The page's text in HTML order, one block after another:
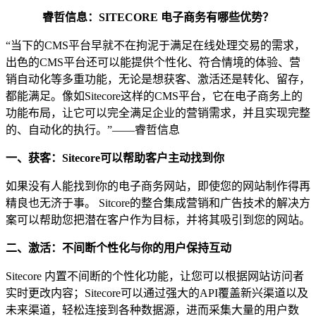
睿哲信息： SITECORE 电子商务有哪些优势？
“当下的CMS平台早就不在拘泥于满足在线处理交易的需求，
出色的CMS平台还可以能提供个性化、符合情境的体验、营
销自动化等多重功能，无论是想获客、激活还是转化、留存，
都能满足。像如Sitecore这样的CMS平台，它在电子商务上的
功能布局，让它可以完全满足企业的营销需求，并且实现完整
的、自动化的执行。”——睿哲信息
一、获客： Sitecore可以帮助客户主动找到你
如果没有人能找到你的电子商务网站，即使您的网站制作得再
精良也无济于事。 Sitcore的整合集成营销和广告技术的解决方
案可以帮助您把潜在客户作为目标，并将其吸引到您的网站。
二、激活：不间断个性化与你的用户保持互动
Sitecore 内置不间断的个性化功能，让您可以根据网站访问者
实时更改内容；Sitecore可以通过强大的API覆盖新兴渠道以及
未来渠道，轻松连接到各种数据源，进而采集大量的用户数